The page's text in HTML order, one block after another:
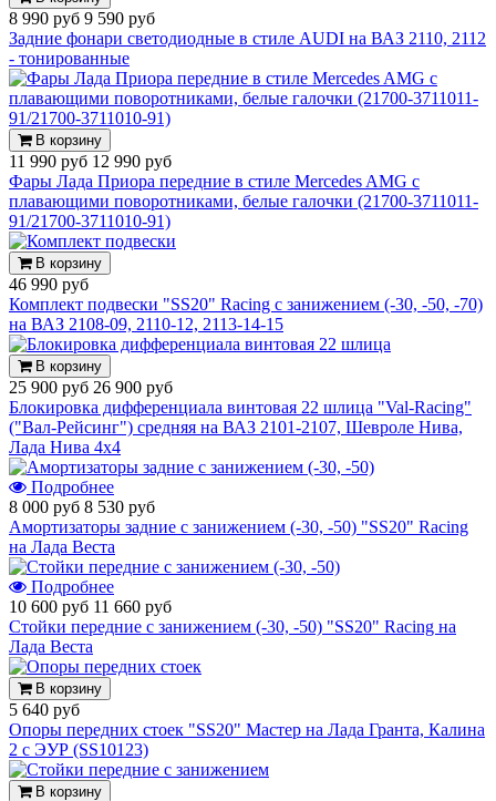
8 990 руб 9 590 руб
Задние фонари светодиодные в стиле AUDI на ВАЗ 2110, 2112
- тонированные
В корзину
11 990 руб 12 990 руб
Фары Лада Приора передние в стиле Mercedes AMG с
плавающими поворотниками, белые галочки (21700-3711011-
91/21700-3711010-91)
В корзину
46 990 руб
Комплект подвески "SS20" Racing с занижением (-30, -50, -70)
на ВАЗ 2108-09, 2110-12, 2113-14-15
В корзину
25 900 руб 26 900 руб
Блокировка дифференциала винтовая 22 шлица "Val-Racing"
("Вал-Рейсинг") средняя на ВАЗ 2101-2107, Шевроле Нива,
Лада Нива 4х4
Подробнее
8 000 руб 8 530 руб
Амортизаторы задние с занижением (-30, -50) "SS20" Racing
на Лада Веста
Подробнее
10 600 руб 11 660 руб
Стойки передние с занижением (-30, -50) "SS20" Racing на
Лада Веста
В корзину
5 640 руб
Опоры передних стоек "SS20" Мастер на Лада Гранта, Калина
2 с ЭУР (SS10123)
В корзину